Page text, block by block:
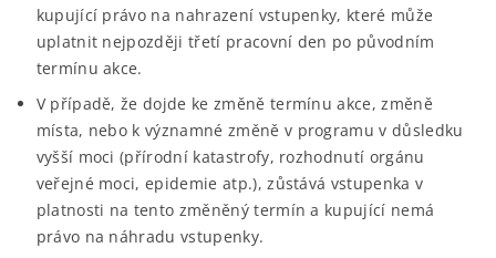
kupující právo na nahrazení vstupenky, které může
uplatnit nejpozději třetí pracovní den po původním
termínu akce.
V případě, že dojde ke změně termínu akce, změně
místa, nebo k významné změně v programu v důsledku
vyšší moci (přírodní katastrofy, rozhodnutí orgánu
veřejné moci, epidemie atp.), zůstává vstupenka v
platnosti na tento změněný termín a kupující nemá
právo na náhradu vstupenky.